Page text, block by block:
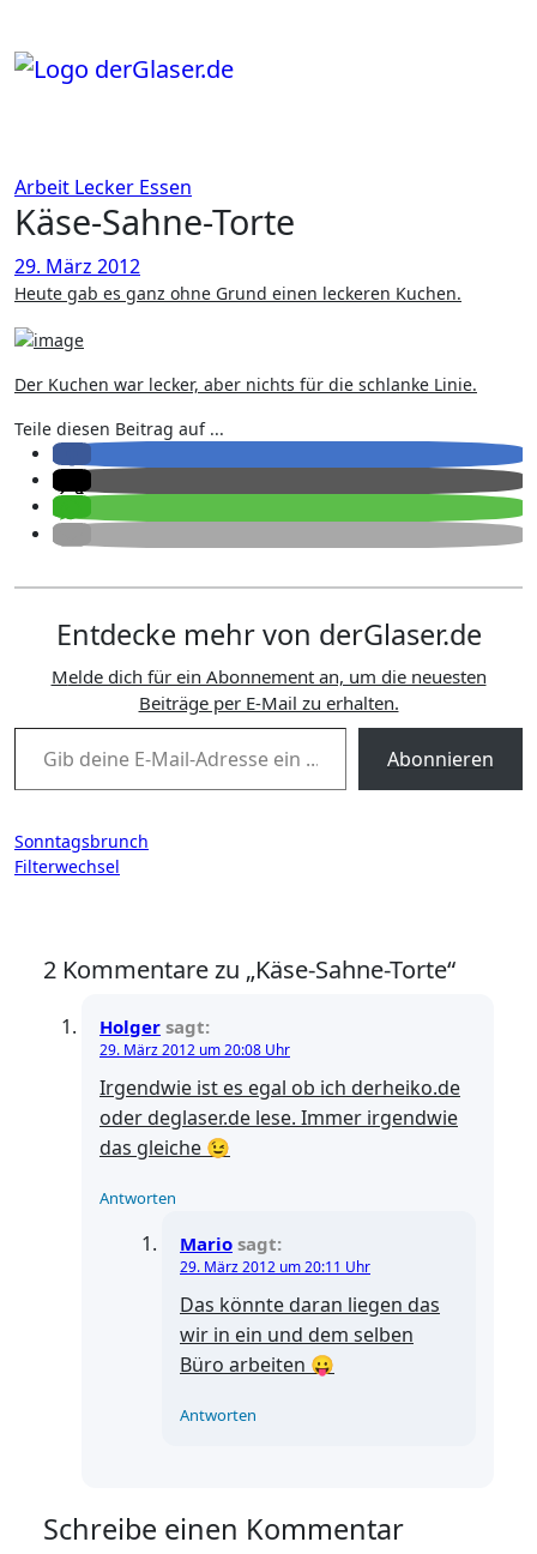
springen
Arbeit Lecker Essen
Käse-Sahne-Torte
29. März 2012
Heute gab es ganz ohne Grund einen leckeren Kuchen.
Der Kuchen war lecker, aber nichts für die schlanke Linie.
Teile diesen Beitrag auf ...
Entdecke mehr von derGlaser.de
Melde dich für ein Abonnement an, um die neuesten
Beiträge per E-Mail zu erhalten.
Gib deine E-Mail-Adresse ein ...
Abonnieren
Beitragsnavigation
Sonntagsbrunch
Filterwechsel
2 Kommentare zu „Käse-Sahne-Torte“
Holger sagt:
29. März 2012 um 20:08 Uhr
Irgendwie ist es egal ob ich derheiko.de
oder deglaser.de lese. Immer irgendwie
das gleiche 😉
Antworten
Mario sagt:
29. März 2012 um 20:11 Uhr
Das könnte daran liegen das
wir in ein und dem selben
Büro arbeiten 😛
Antworten
Schreibe einen Kommentar